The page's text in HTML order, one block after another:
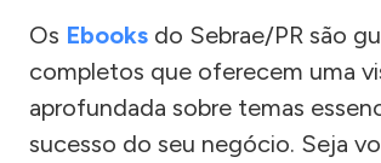
Os Ebooks do Sebrae/PR são
completos que oferecem uma
aprofundada sobre temas
sucesso do seu negócio. Seja